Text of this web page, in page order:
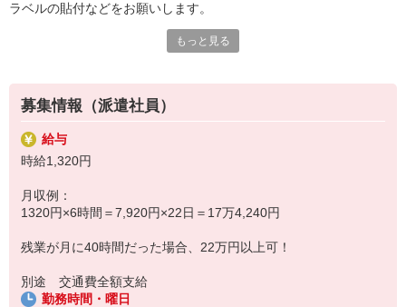
ラベルの貼付などをお願いします。
包装後の製品はクレーン移動させるため、自力での移動作業はあり
紙製品は湿度に弱いため、職場は年間通して万全の空調で整えられ
ており快適な職場です♪
※長期のお仕事です。
もっと見る
募集情報（派遣社員）
給与
時給1,320円
月収例：
1320円×6時間＝7,920円×22日＝17万4,240円
残業が月に40時間だった場合、22万円以上可！
別途 交通費全額支給
勤務時間・曜日